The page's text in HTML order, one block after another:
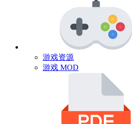
游戏资源
游戏 MOD